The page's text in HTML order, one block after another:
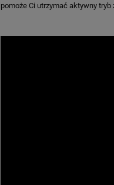
pomoże Ci utrzymać aktywny